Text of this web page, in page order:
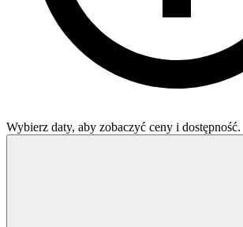
Wybierz daty, aby zobaczyć ceny i dostępność.